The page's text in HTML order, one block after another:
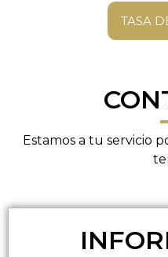
TASA
Estamos a tu servicio